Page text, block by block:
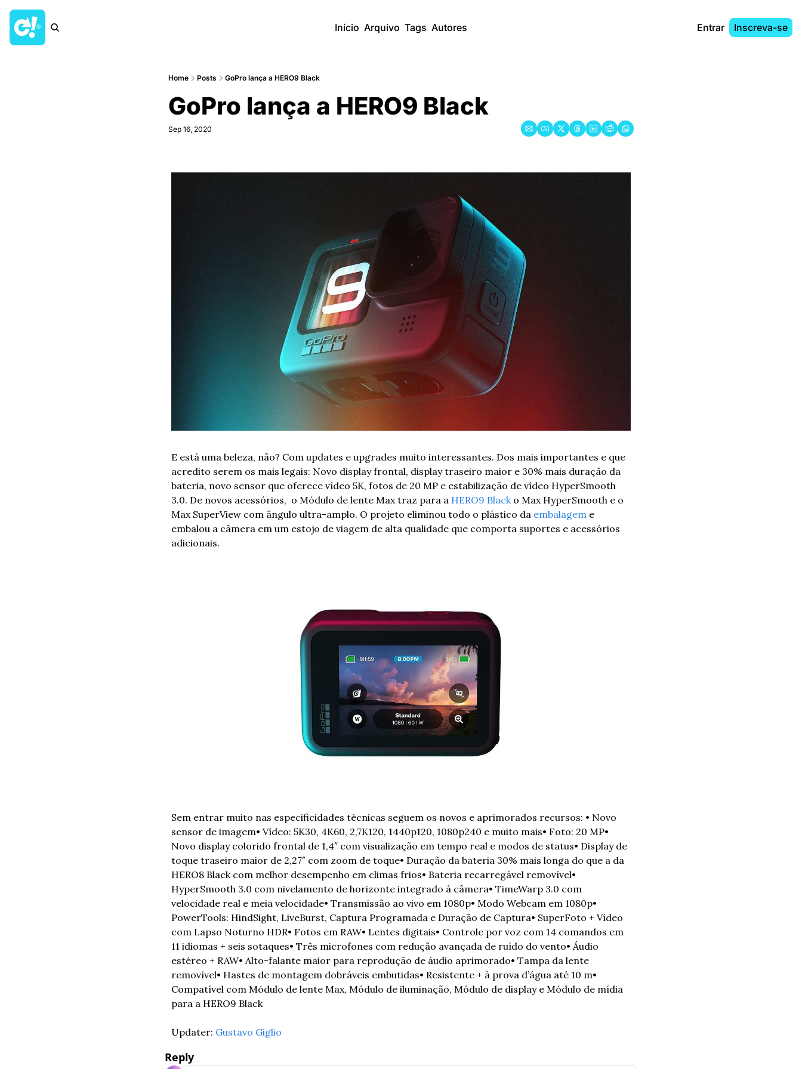
Início Arquivo Tags Autores Entrar Inscreva-se
Home Posts GoPro lança a HERO9 Black
GoPro lança a HERO9 Black
Sep 16, 2020
E está uma beleza, não? Com updates e upgrades muito interessantes. Dos mais importantes e que
acredito serem os mais legais: Novo display frontal, display traseiro maior e 30% mais duração da
bateria, novo sensor que oferece vídeo 5K, fotos de 20 MP e estabilização de vídeo HyperSmooth
3.0. De novos acessórios,  o Módulo de lente Max traz para a HERO9 Black o Max HyperSmooth e o
Max SuperView com ângulo ultra-amplo. O projeto eliminou todo o plástico da embalagem e
embalou a câmera em um estojo de viagem de alta qualidade que comporta suportes e acessórios
adicionais.
Sem entrar muito nas especificidades técnicas seguem os novos e aprimorados recursos: • Novo
sensor de imagem• Vídeo: 5K30, 4K60, 2,7K120, 1440p120, 1080p240 e muito mais• Foto: 20 MP•
Novo display colorido frontal de 1,4″ com visualização em tempo real e modos de status• Display de
toque traseiro maior de 2,27″ com zoom de toque• Duração da bateria 30% mais longa do que a da
HERO8 Black com melhor desempenho em climas frios• Bateria recarregável removível•
HyperSmooth 3.0 com nivelamento de horizonte integrado à câmera• TimeWarp 3.0 com
velocidade real e meia velocidade• Transmissão ao vivo em 1080p• Modo Webcam em 1080p•
PowerTools: HindSight, LiveBurst, Captura Programada e Duração de Captura• SuperFoto + Vídeo
com Lapso Noturno HDR• Fotos em RAW• Lentes digitais• Controle por voz com 14 comandos em
11 idiomas + seis sotaques• Três microfones com redução avançada de ruído do vento• Áudio
estéreo + RAW• Alto-falante maior para reprodução de áudio aprimorado• Tampa da lente
removível• Hastes de montagem dobráveis embutidas• Resistente + à prova d’água até 10 m•
Compatível com Módulo de lente Max, Módulo de iluminação, Módulo de display e Módulo de mídia
para a HERO9 Black
Updater: Gustavo Giglio
Reply